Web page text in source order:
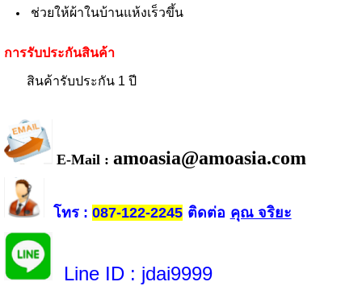
ช่วยให้ผ้าในบ้านแห้งเร็วขึ้น
การรับประกันสินค้า
สินค้ารับประกัน 1 ปี
E-Mail : amoasia@amoasia.com
โทร: 087-122-2245ติดต่อ คุณ จริยะ
Line ID : jdai9999